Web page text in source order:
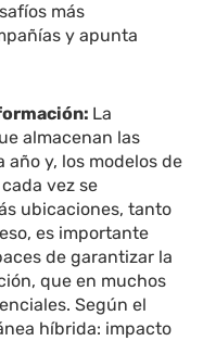
más
y apunta
La
almacenan las
año y, los modelos de
vez se
ubicaciones, tanto
es importante
de garantizar la
que en muchos
Según el
híbrida: impacto